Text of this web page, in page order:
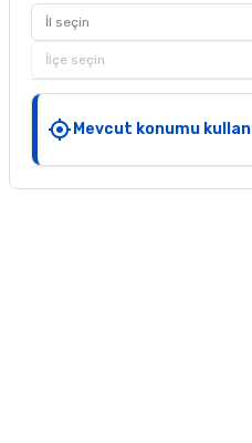
İl seçin
İlçe seçin
Mevcut konumu kullan